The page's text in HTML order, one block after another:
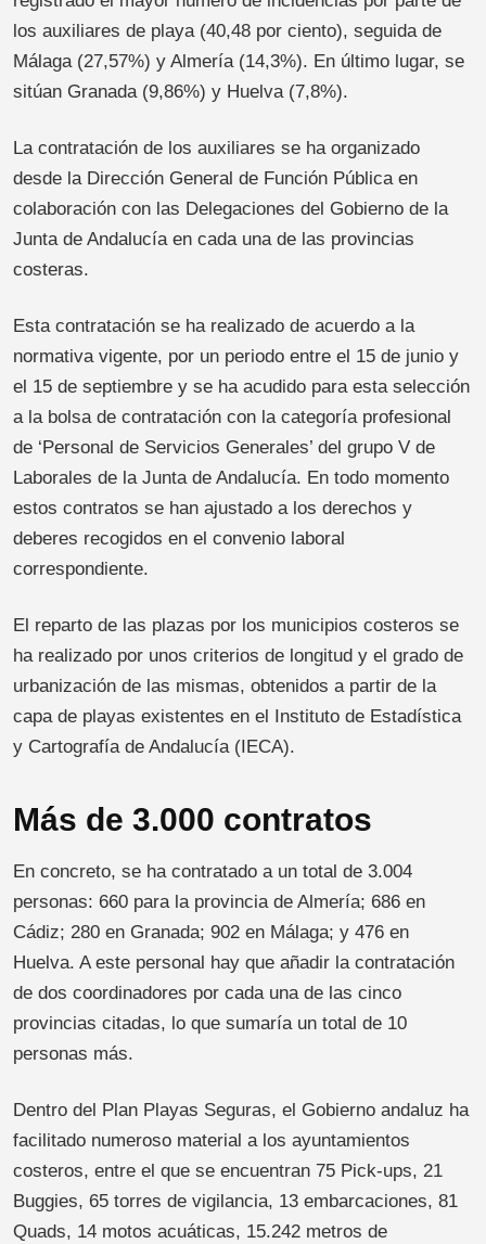
los auxiliares de playa (40,48 por ciento), seguida de
Málaga (27,57%) y Almería (14,3%). En último lugar, se
sitúan Granada (9,86%) y Huelva (7,8%).
La contratación de los auxiliares se ha organizado
desde la Dirección General de Función Pública en
colaboración con las Delegaciones del Gobierno de la
Junta de Andalucía en cada una de las provincias
costeras.
Esta contratación se ha realizado de acuerdo a la
normativa vigente, por un periodo entre el 15 de junio y
el 15 de septiembre y se ha acudido para esta selección
a la bolsa de contratación con la categoría profesional
de ‘Personal de Servicios Generales’ del grupo V de
Laborales de la Junta de Andalucía. En todo momento
estos contratos se han ajustado a los derechos y
deberes recogidos en el convenio laboral
correspondiente.
El reparto de las plazas por los municipios costeros se
ha realizado por unos criterios de longitud y el grado de
urbanización de las mismas, obtenidos a partir de la
capa de playas existentes en el Instituto de Estadística
y Cartografía de Andalucía (IECA).
Más de 3.000 contratos
En concreto, se ha contratado a un total de 3.004
personas: 660 para la provincia de Almería; 686 en
Cádiz; 280 en Granada; 902 en Málaga; y 476 en
Huelva. A este personal hay que añadir la contratación
de dos coordinadores por cada una de las cinco
provincias citadas, lo que sumaría un total de 10
personas más.
Dentro del Plan Playas Seguras, el Gobierno andaluz ha
facilitado numeroso material a los ayuntamientos
costeros, entre el que se encuentran 75 Pick-ups, 21
Buggies, 65 torres de vigilancia, 13 embarcaciones, 81
Quads, 14 motos acuáticas, 15.242 metros de